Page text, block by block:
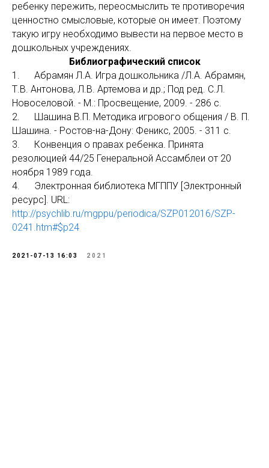
ребенку пережить, переосмыслить те противоречия
ценностно смысловые, которые он имеет. Поэтому
такую игру необходимо вывести на первое место в
дошкольных учреждениях.
Библиографический список
1. Абрамян Л.А. Игра дошкольника /Л.А. Абрамян,
Т.В. Антонова, Л.В. Артемова и др.; Под ред. С.Л.
Новоселовой. - М.: Просвещение, 2009. - 286 с.
2. Шашина В.П. Методика игрового общения / В. П.
Шашина. - Ростов-на-Дону: Феникс, 2005. - 311 с.
3. Конвенция о правах ребенка. Принята
резолюцией 44/25 Генеральной Ассамблеи от 20
ноября 1989 года.
4. Электронная библиотека МГППУ [Электронный
ресурс]. URL:
http://psychlib.ru/mgppu/periodica/SZP012016/SZP-
0241.htm#$p24
2021-07-13 16:03 2021